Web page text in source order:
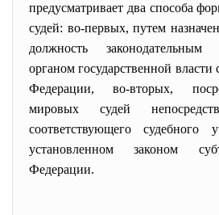
предусматривает два способа
судей: во-первых, путем
должность законодательным
органом государственной власти
Федерации, во-вторых,
мировых судей
соответствующего судебного
установленном законом
Федерации.